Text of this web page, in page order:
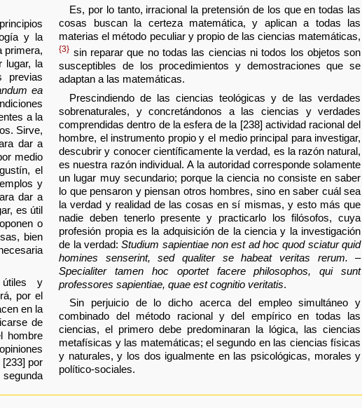
y la
primera,
lugar, la
previas
ea
a la
Sirve,
dar a
medio
el
y
dar a
es útil
o
bien
útiles y
por el
en la
de
hombre
por
Es, por lo tanto, irracional la pretensión de los que en todas las
cosas buscan la certeza matemática, y aplican a todas las
materias el método peculiar y propio de las ciencias matemáticas,
{3} sin reparar que no todas las ciencias ni todos los objetos son
susceptibles de los procedimientos y demostraciones que se
adaptan a las matemáticas.
Prescindiendo de las ciencias teológicas y de las verdades
sobrenaturales, y concretándonos a las ciencias y verdades
comprendidas dentro de la esfera de la [238] actividad racional del
hombre, el instrumento propio y el medio principal para investigar,
descubrir y conocer científicamente la verdad, es la razón natural,
es nuestra razón individual. A la autoridad corresponde solamente
un lugar muy secundario; porque la ciencia no consiste en saber
lo que pensaron y piensan otros hombres, sino en saber cuál sea
la verdad y realidad de las cosas en sí mismas, y esto más que
nadie deben tenerlo presente y practicarlo los filósofos, cuya
profesión propia es la adquisición de la ciencia y la investigación
de la verdad:Studium sapientiae non est ad hoc quod sciatur quid
homines senserint, sed qualiter se habeat veritas rerum. –
Specialiter tamen hoc oportet facere philosophos, qui sunt
professores sapientiae, quae est cognitio veritatis.
Sin perjuicio de lo dicho acerca del empleo simultáneo y
combinado del método racional y del empírico en todas las
ciencias, el primero debe predominaran la lógica, las ciencias
metafísicas y las matemáticas; el segundo en las ciencias físicas
y naturales, y los dos igualmente en las psicológicas, morales y
político-sociales.